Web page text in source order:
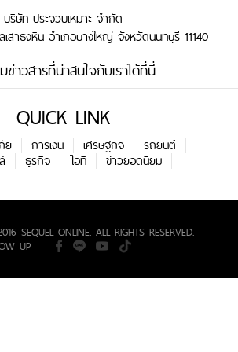
บริษัท ประจวบเหมาะ จำกัด
สาธงหิน อำเภอบางใหญ่ จังหวัดนนทบุรี 11140
าวสารที่น่าสนใจกับเราได้ที่นี่
QUICK LINK
ย การเงิน เศรษฐกิจ
รถยนต์
ธุรกิจ ไอที
ข่าวยอดนิยม
SEQUEL ONLINE. ALL RIGHTS RESERVED.
UP